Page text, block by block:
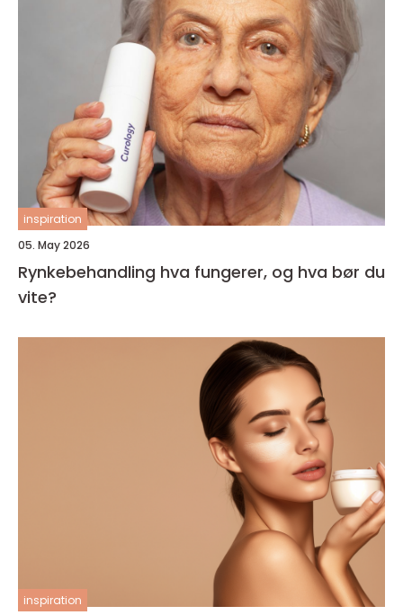
inspiration
05. May 2026
Rynkebehandling hva fungerer, og hva bør du
vite?
inspiration